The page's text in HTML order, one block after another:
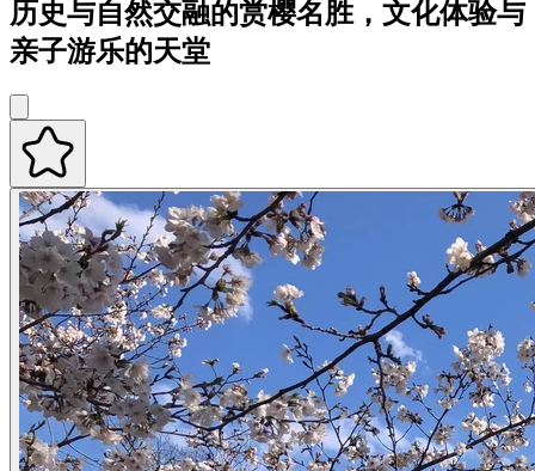
历史与自然交融的赏樱名胜，文化体验与
亲子游乐的天堂